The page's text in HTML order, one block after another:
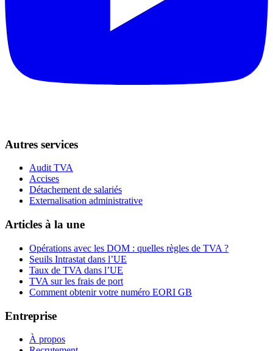
Autres services
Audit TVA
Accises
Détachement de salariés
Externalisation administrative
Articles à la une
Opérations avec les DOM : quelles règles de TVA ?
Seuils Intrastat dans l’UE
Taux de TVA dans l’UE
TVA sur les frais de port
Comment obtenir votre numéro EORI GB
Entreprise
À propos